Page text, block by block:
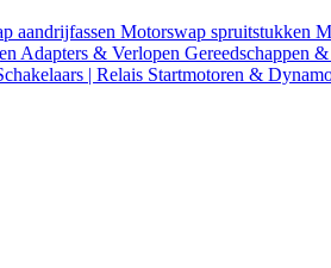
aandrijfassen Motorswap spruitstukken
Adapters & Verlopen Gereedschappen
| Relais Startmotoren &